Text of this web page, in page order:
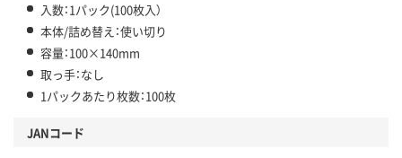
入数：1パック(100枚入）
本体/詰め替え：使い切り
容量：100×140mm
取っ手：なし
1パックあたり枚数：100枚
JANコード